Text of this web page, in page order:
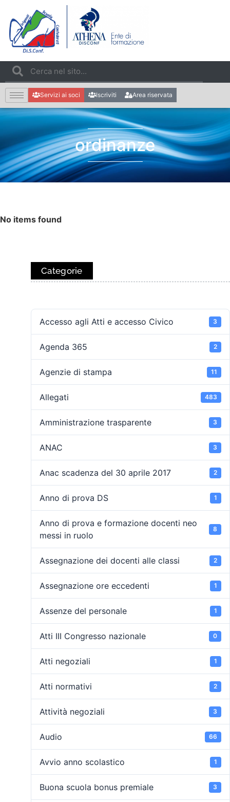
Servizi ai soci Iscriviti Area riservata
ordinanze
No items found
Categorie
Accesso agli Atti e accesso Civico 3
Agenda 365 2
Agenzie di stampa 11
Allegati 483
Amministrazione trasparente 3
ANAC 3
Anac scadenza del 30 aprile 2017 2
Anno di prova DS 1
Anno di prova e formazione docenti neo
messi in ruolo
8
Assegnazione dei docenti alle classi 2
Assegnazione ore eccedenti 1
Assenze del personale 1
Atti III Congresso nazionale 0
Atti negoziali 1
Atti normativi 2
Attività negoziali 3
Audio 66
Avvio anno scolastico 1
Buona scuola bonus premiale 3